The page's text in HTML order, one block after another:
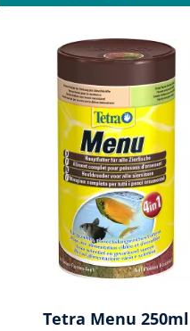
Tetra Menu 250ml